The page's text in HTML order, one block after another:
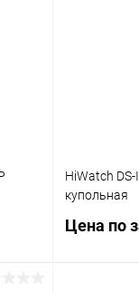
HiWatch
купольная
Цена по